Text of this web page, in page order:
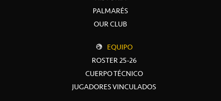
PALMARÉS
OUR CLUB
EQUIPO
ROSTER 25-26
CUERPO TÉCNICO
JUGADORES VINCULADOS